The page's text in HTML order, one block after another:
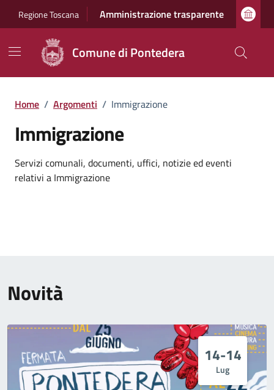
Regione Toscana Amministrazione trasparente
Comune di Pontedera
Home / Argomenti / Immigrazione
Immigrazione
Dettagli dell'argomento
Servizi comunali, documenti, uffici, notizie ed eventi
relativi a Immigrazione
Novità
14-14
Lug